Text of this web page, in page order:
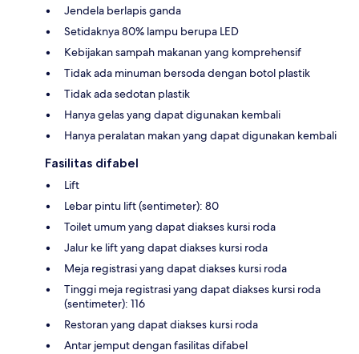
Jendela berlapis ganda
Setidaknya 80% lampu berupa LED
Kebijakan sampah makanan yang komprehensif
Tidak ada minuman bersoda dengan botol plastik
Tidak ada sedotan plastik
Hanya gelas yang dapat digunakan kembali
Hanya peralatan makan yang dapat digunakan kembali
Fasilitas difabel
Lift
Lebar pintu lift (sentimeter): 80
Toilet umum yang dapat diakses kursi roda
Jalur ke lift yang dapat diakses kursi roda
Meja registrasi yang dapat diakses kursi roda
Tinggi meja registrasi yang dapat diakses kursi roda
(sentimeter): 116
Restoran yang dapat diakses kursi roda
Antar jemput dengan fasilitas difabel